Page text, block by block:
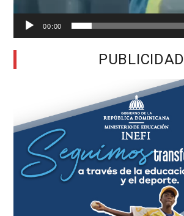
00:00
PUBLICIDAD